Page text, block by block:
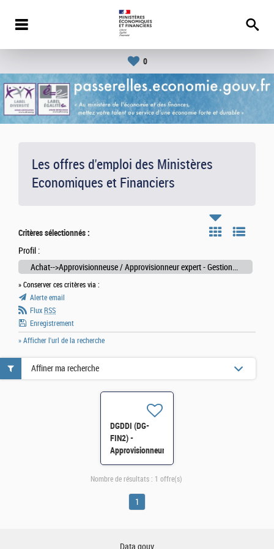
0
Les offres d'emploi des Ministères
Economiques et Financiers
Critères sélectionnés :
Profil :
Achat-->Approvisionneuse / Approvisionneur expert - Gestionnaire des contrats et marchés publics
» Conserver ces critères via :
Alerte email
Flux RSS
Enregistrement
» Afficher l'url de la recherche
DGDDI (DG-
FIN2) -
Approvisionneur(euse)
au sein du
Bureau des
Affiner ma recherche
Nombre de résultats : 1 offre(s)
1